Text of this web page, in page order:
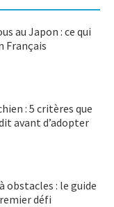
au Japon : ce qui
Français
: 5 critères que
avant d’adopter
obstacles : le guide
défi